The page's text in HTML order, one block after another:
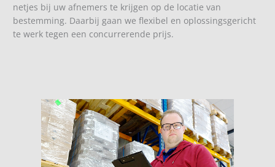
netjes bij uw afnemers te krijgen op de locatie van
bestemming. Daarbij gaan we flexibel en oplossingsgericht
te werk tegen een concurrerende prijs.